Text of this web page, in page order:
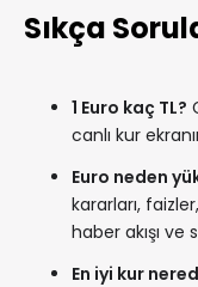
Sıkça
1 Euro kaç TL?
canlı kur
Euro neden
kararları,
haber akışı
En iyi kur